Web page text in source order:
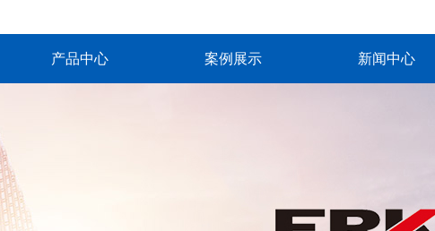
产品中心 案例展示 新闻中心